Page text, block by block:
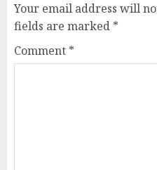
Your email address will
fields are marked *
Comment *